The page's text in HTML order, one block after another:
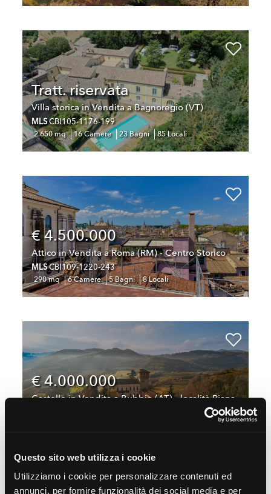
Questo sito web utilizza i cookie
Utilizziamo i cookie per personalizzare contenuti ed
annunci, per fornire funzionalità dei social media e per
Tratt. riservata
Villa storica in Vendita a Bagnoregio (VT)
MLSCBI105-1176-199
2.650 mq 16 Camere 23 Bagni 85 Locali
€ 4.500.000
Attico in Vendita a Roma (RM) - Centro Storico
MLSCBI109-1220-243
290 mq 6 Camere 5 Bagni 8 Locali
€ 4.000.000
Castello in Vendita a Bubbio (AT) - località Piana